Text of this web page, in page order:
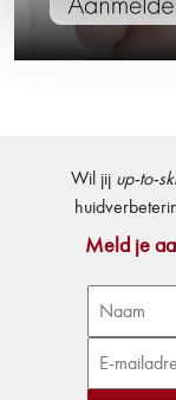
Wil jij up-to-
Meld je